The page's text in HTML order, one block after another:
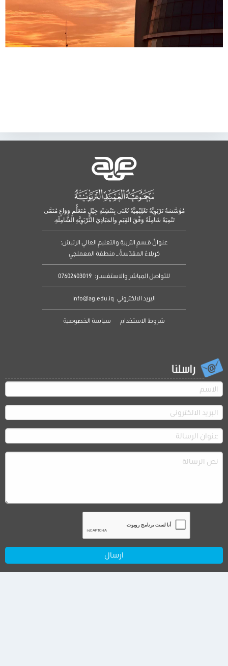
مُؤَسَّسَةٌ تَرْبَوِيَّةٌ تَعْلِيْمِيَّةٌ تُعْنَى بِتَنْشِئَةِ جِيْلٍ مُتَعَلٌّمٍ وَوَاعٍ مُنَمَّى
تَنْمِيَةً شَامِلَةً وَفْقَ القِيَمِ والمَبَادِئِ التَّرْبَوِيَّةِ الشَّامِلَةِ.
عنوانُ قسمِ التربيةِ والتعليمِ العالي الرئيسُ:
كربلاءُ المقدّسةُ – منطقة المعملجي
للتواصل المباشر والاستفسار: 07602403019
البريد الالكتروني info@ag.edu.iq
شروط الاستخدام سياسة الخصوصية